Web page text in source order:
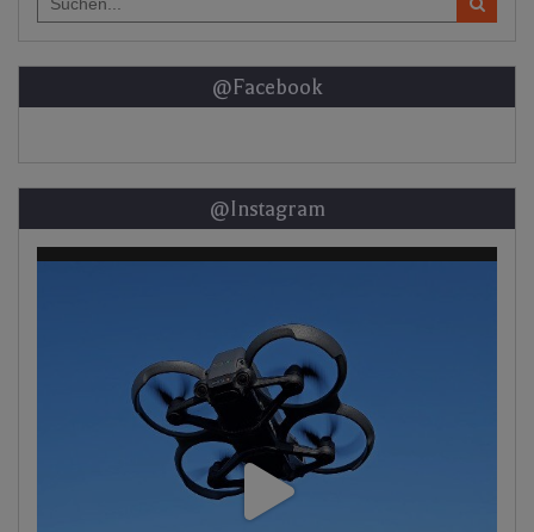
for:
@Facebook
@Instagram